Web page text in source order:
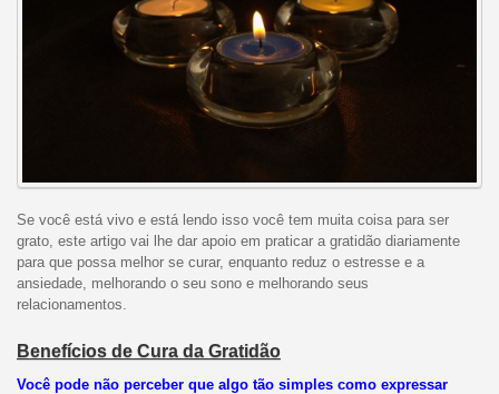
Se você está vivo e está lendo isso você tem muita coisa para ser
grato, este artigo vai lhe dar apoio em praticar a gratidão diariamente
para que possa melhor se curar, enquanto reduz o estresse e a
ansiedade, melhorando o seu sono e melhorando seus
relacionamentos.
Benefícios de Cura da Gratidão
Você pode não perceber que algo tão simples como expressar